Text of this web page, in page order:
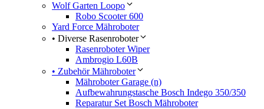
Wolf Garten Loopo
Robo Scooter 600
Yard Force Mähroboter
• Diverse Rasenroboter
Rasenroboter Wiper
Ambrogio L60B
• Zubehör Mähroboter
Mähroboter Garage (n)
Aufbewahrungstasche Bosch Indego 350/350
Reparatur Set Bosch Mähroboter